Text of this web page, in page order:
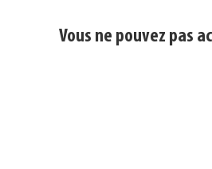
Vous ne pouvez pas